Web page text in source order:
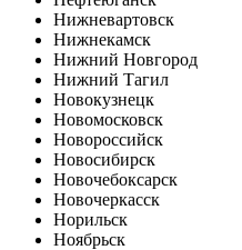
Нижневартовск
Нижнекамск
Нижний Новгород
Нижний Тагил
Новокузнецк
Новомосковск
Новороссийск
Новосибирск
Новочебоксарск
Новочеркасск
Норильск
Ноябрьск